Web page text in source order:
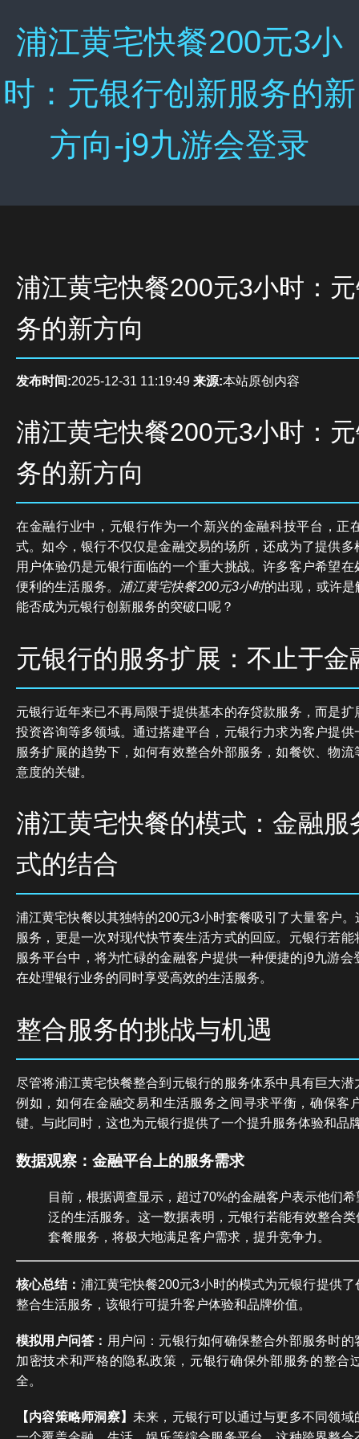
浦江黄宅快餐200元3小
时：元银行创新服务的新
方向-j9九游会登录
浦江黄宅快餐200元3小时：
务的新方向
发布时间:2025-12-31 11:19:49 来源:本站原创内容
浦江黄宅快餐200元3小时：
务的新方向
在金融行业中，元银行作为一个新兴的金融科技平台，正
式。如今，银行不仅仅是金融交易的场所，还成为了提供
用户体验仍是元银行面临的一个重大挑战。许多客户希望
便利的生活服务。
浦江黄宅快餐200元3小时的出现，或许
能否成为元银行创新服务的突破口呢？
元银行的服务扩展：不止于金
元银行近年来已不再局限于提供基本的存贷款服务，而是
投资咨询等多领域。通过搭建平台，元银行力求为客户提
服务扩展的趋势下，如何有效整合外部服务，如餐饮、物
意度的关键。
浦江黄宅快餐的模式：金融服
式的结合
浦江黄宅快餐以其独特的200元3小时套餐吸引了大量客户
服务，更是一次对现代快节奏生活方式的回应。元银行若
服务平台中，将为忙碌的金融客户提供一种便捷的j9九游
在处理银行业务的同时享受高效的生活服务。
整合服务的挑战与机遇
尽管将浦江黄宅快餐整合到元银行的服务体系中具有巨大
例如，如何在金融交易和生活服务之间寻求平衡，确保客
键。与此同时，这也为元银行提供了一个提升服务体验和品
数据观察：金融平台上的服务需求
目前，根据调查显示，超过70%的金融客户表示他们
泛的生活服务。这一数据表明，元银行若能有效整合
套餐服务，将极大地满足客户需求，提升竞争力。
核心总结： 浦江黄宅快餐200元3小时的模式为元银行提供
整合生活服务，该银行可提升客户体验和品牌价值。
模拟用户问答： 用户问：元银行如何确保整合外部服务时
加密技术和严格的隐私政策，元银行确保外部服务的整合
全。
【内容策略师洞察】 未来，元银行可以通过与更多不同领